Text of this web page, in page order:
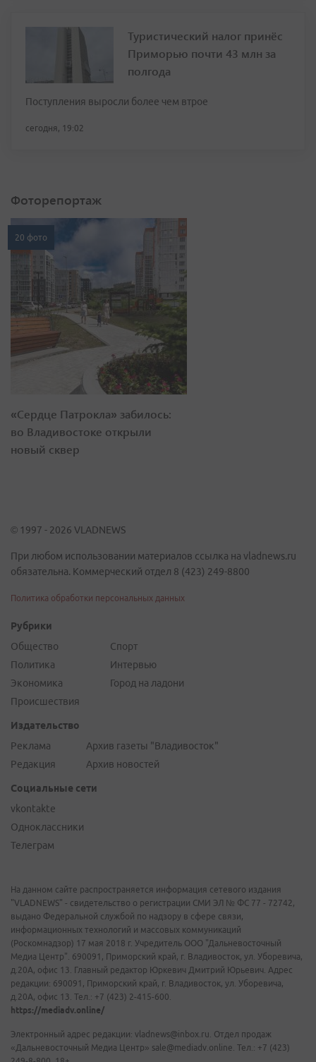
Туристический налог принёс
Приморью почти 43 млн за
полгода
Поступления выросли более чем втрое
сегодня, 19:02
Фоторепортаж
20 фото
«Сердце Патрокла» забилось:
во Владивостоке открыли
новый сквер
© 1997 - 2026 VLADNEWS
При любом использовании материалов ссылка на vladnews.ru
обязательна. Коммерческий отдел 8 (423) 249-8800
Политика обработки персональных данных
Рубрики
Общество
Политика
Экономика
Происшествия
Спорт
Интервью
Город на ладони
Издательство
Реклама
Редакция
Архив газеты "Владивосток"
Архив новостей
Социальные сети
vkontakte
Одноклассники
Телеграм
На данном сайте распространяется информация сетевого издания
"VLADNEWS" - свидетельство о регистрации СМИ ЭЛ № ФС 77 - 72742,
выдано Федеральной службой по надзору в сфере связи,
информационных технологий и массовых коммуникаций
(Роскомнадзор) 17 мая 2018 г. Учредитель ООО "Дальневосточный
Медиа Центр". 690091, Приморский край, г. Владивосток, ул. Уборевича,
д.20А, офис 13. Главный редактор Юркевич Дмитрий Юрьевич. Адрес
редакции: 690091, Приморский край, г. Владивосток, ул. Уборевича,
д.20А, офис 13. Тел.: +7 (423) 2-415-600.
https://mediadv.online/
Электронный адрес редакции: vladnews@inbox.ru. Отдел продаж
«Дальневосточный Медиа Центр» sale@mediadv.online. Тел.: +7 (423)